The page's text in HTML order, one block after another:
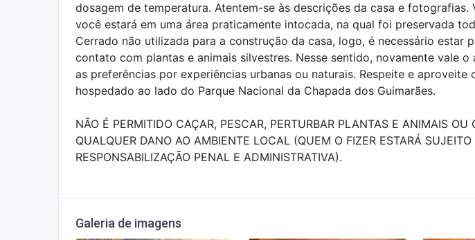
dosagem de temperatura. Atentem-se às descrições da casa e fotografias.
você estará em uma área praticamente intocada, na qual foi preservada
Cerrado não utilizada para a construção da casa, logo, é necessário estar
contato com plantas e animais silvestres. Nesse sentido, novamente vale
as preferências por experiências urbanas ou naturais. Respeite e aproveite
hospedado ao lado do Parque Nacional da Chapada dos Guimarães.
NÃO É PERMITIDO CAÇAR, PESCAR, PERTURBAR PLANTAS E ANIMAIS OU
QUALQUER DANO AO AMBIENTE LOCAL (QUEM O FIZER ESTARÁ SUJEITO
RESPONSABILIZAÇÃO PENAL E ADMINISTRATIVA).
Galeria de imagens